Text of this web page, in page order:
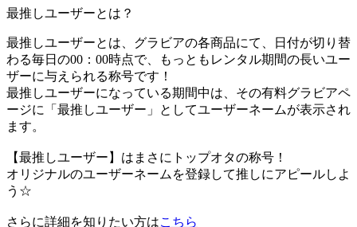
最推しユーザーとは？
最推しユーザーとは、グラビアの各商品にて、日付が切り替
わる毎日の00：00時点で、
もっともレンタル期間の長いユー
ザーに与えられる称号です！
最推しユーザーになっている期間中は、 その有料グラビアペ
ージに「最推しユーザー」としてユーザーネームが表示され
ます。
【最推しユーザー】はまさにトップオタの称号！
オリジナルのユーザーネームを登録して推しにアピールしよ
う☆
さらに詳細を知りたい方はこちら